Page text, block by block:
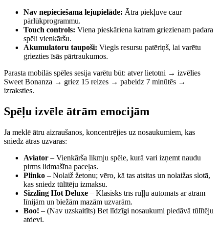
Nav nepieciešama lejupielāde: Ātra piekļuve caur
pārlūkprogrammu.
Touch controls: Viena pieskāriena katram griezienam padara
spēli vienkāršu.
Akumulatoru taupoši: Viegls resursu patēriņš, lai varētu
griezties īsās pārtraukumos.
Parasta mobilās spēles sesija varētu būt: atver lietotni → izvēlies
Sweet Bonanza → griez 15 reizes → pabeidz 7 minūtēs →
izraksties.
Spēļu izvēle ātrām emocijām
Ja meklē ātru aizraušanos, koncentrējies uz nosaukumiem, kas
sniedz ātras uzvaras:
Aviator – Vienkārša likmju spēle, kurā vari izņemt naudu
pirms lidmašīna paceļas.
Plinko – Nolaiž žetonu; vēro, kā tas atsitas un nolaižas slotā,
kas sniedz tūlītēju izmaksu.
Sizzling Hot Deluxe – Klasisks trīs ruļļu automāts ar ātrām
līnijām un biežām mazām uzvarām.
Boo! – (Nav uzskaitīts) Bet līdzīgi nosaukumi piedāvā tūlītēju
atdevi.